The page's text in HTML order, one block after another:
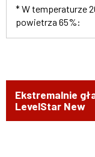
* W temperaturze
powietrza 65%:
Ekstremalnie
LevelStar New